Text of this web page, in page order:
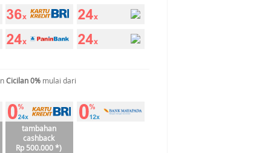
Cicilan 0% mulai dari
tambahan
cashback
Rp 500.000 *)